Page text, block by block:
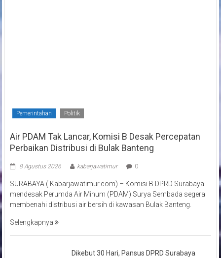
Pemerintahan Politik
Air PDAM Tak Lancar, Komisi B Desak Percepatan
Perbaikan Distribusi di Bulak Banteng
8 Agustus 2026 kabarjawatimur 0
SURABAYA ( Kabarjawatimur.com) – Komisi B DPRD Surabaya
mendesak Perumda Air Minum (PDAM) Surya Sembada segera
membenahi distribusi air bersih di kawasan Bulak Banteng.
Selengkapnya
Dikebut 30 Hari, Pansus DPRD Surabaya